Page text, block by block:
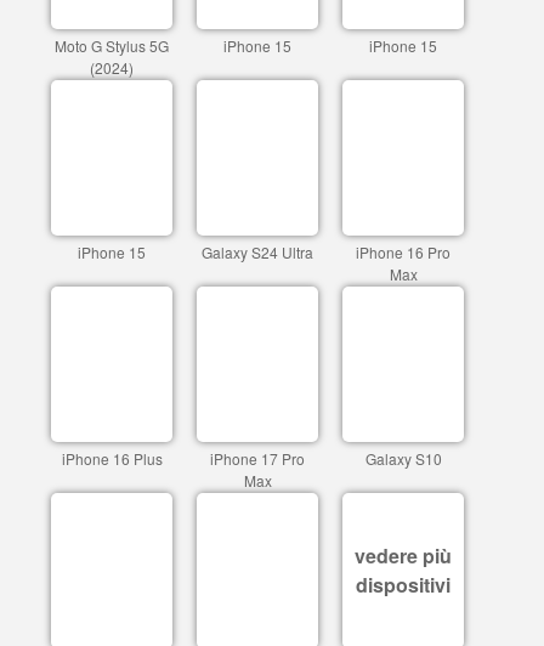
Moto G Stylus 5G
(2024)
iPhone 15 iPhone 15
iPhone 15 Galaxy S24 Ultra
iPhone 16 Pro
Max
iPhone 16 Plus
iPhone 17 Pro
Max
Galaxy S10
vedere più
dispositivi